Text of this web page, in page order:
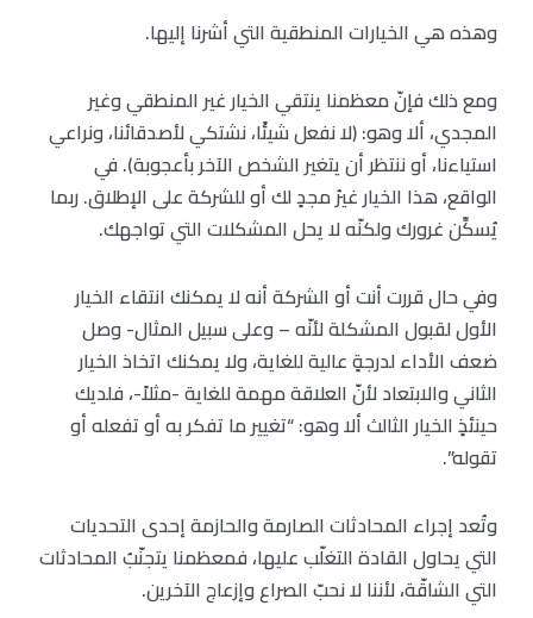
وهذه هي الخيارات المنطقية التي أشرنا إليها.
ومع ذلك فإنّ معظمنا ينتقي الخيار غير المنطقي وغير
المجدي، ألا وهو: (لا نفعل شيئًا، نشتكي لأصدقائنا، ونراعي
استياءنا، أو ننتظر أن يتغير الشخص الآخر بأعجوبة). في
الواقع، هذا الخيار غيرُ مجدٍ لك أو للشركة على الإطلاق. ربما
يُسكِّن غرورك ولكنّه لا يحل المشكلات التي تواجهك.
وفي حال قررت أنت أو الشركة أنه لا يمكنك انتقاء الخيار
الأول لقبول المشكلة لأنّه – وعلى سبيل المثال- وصل
ضعف الأداء لدرجةٍ عالية للغاية، ولا يمكنك اتخاذ الخيار
الثاني والابتعاد لأنّ العلاقة مهمة للغاية -مثلاً-، فلديك
حينئذٍ الخيار الثالث ألا وهو: “تغيير ما تفكر به أو تفعله أو
تقوله”.
وتُعد إجراء المحادثات الصارمة والحازمة إحدى التحديات
التي يحاول القادة التغلّب عليها، فمعظمنا يتجنّبُ المحادثات
التي الشاقّة، لأننا لا نحبّ الصراع وإزعاج الآخرين.